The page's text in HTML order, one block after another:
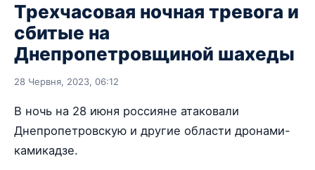
Трехчасовая ночная тревога и
сбитые на
Днепропетровщиной шахеды
28 Червня, 2023, 06:12
В ночь на 28 июня россияне атаковали
Днепропетровскую и другие области дронами-
камикадзе.